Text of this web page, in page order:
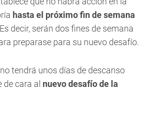
hasta el próximo fin de semana
decir, serán dos fines de semana
preparase para su nuevo desafío.
tendrá unos días de descanso
cara al nuevo desafío de la